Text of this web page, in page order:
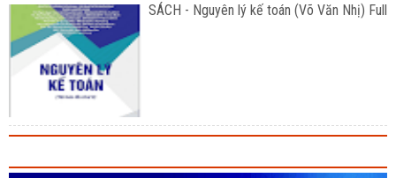
SÁCH - Nguyên lý kế toán (Võ Văn Nhị) Full